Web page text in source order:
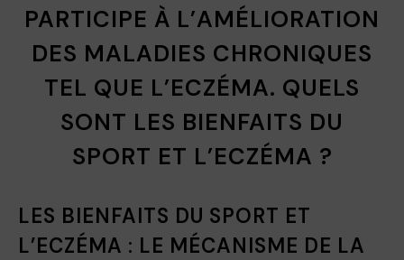
PARTICIPE À L’AMÉLIORATION
DES MALADIES CHRONIQUES
TEL QUE L’ECZÉMA. QUELS
SONT LES BIENFAITS DU
SPORT ET L’ECZÉMA ?
LES BIENFAITS DU SPORT ET
L’ECZÉMA : LE MÉCANISME DE LA